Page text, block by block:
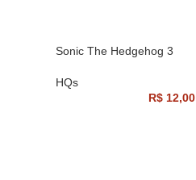
Sonic The Hedgehog 3
HQs
R$ 12,00